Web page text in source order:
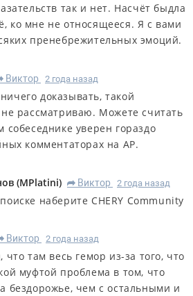
так и нет. Насчёт быдла
ко мне не относящееся. Я с вами
пренебрежительных эмоций.
Виктор 2 года назад
доказывать, такой
рассматриваю. Можете считать
собеседнике уверен гораздо
комментаторах на АР.
(MPlatini) R Виктор 2 года назад
наберите CHERY Community
Виктор 2 года назад
что там весь гемор из-за того, что
муфтой проблема в том, что
бездорожье, чем с остальными и